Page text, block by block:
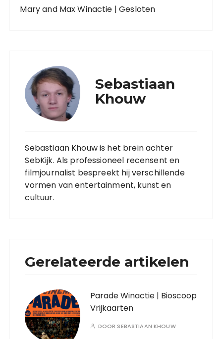
Mary and Max Winactie | Gesloten
Sebastiaan
Khouw
Sebastiaan Khouw is het brein achter
SebKijk. Als professioneel recensent en
filmjournalist bespreekt hij verschillende
vormen van entertainment, kunst en
cultuur.
Gerelateerde artikelen
Parade Winactie | Bioscoop
Vrijkaarten
DOOR SEBASTIAAN KHOUW